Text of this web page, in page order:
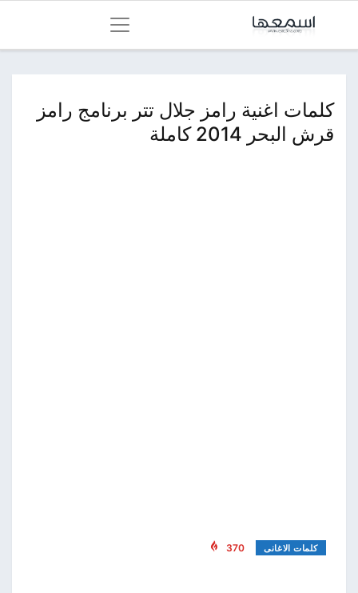
كلمات اغنية رامز جلال تتر برنامج رامز
قرش البحر 2014 كاملة
كلمات الاغانى 370